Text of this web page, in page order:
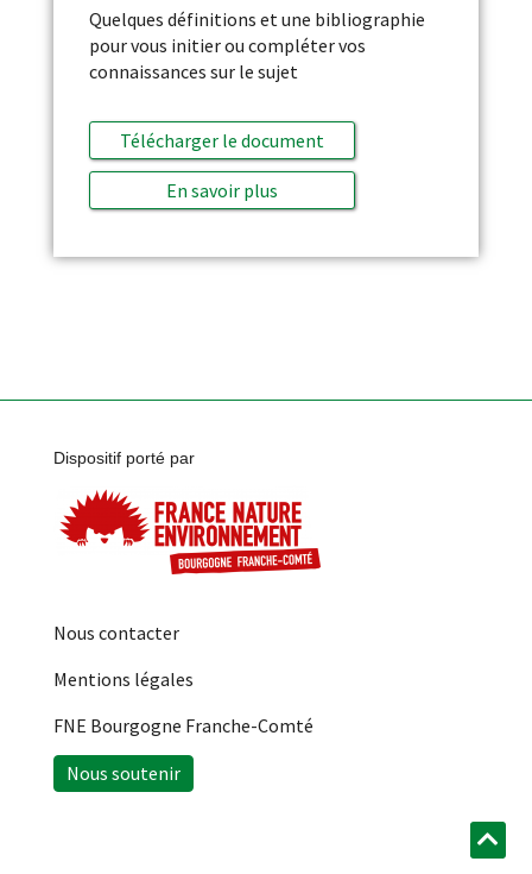
Quelques définitions et une bibliographie
pour vous initier ou compléter vos
connaissances sur le sujet
Télécharger le document
En savoir plus
Dispositif porté par
Nous contacter
Mentions légales
FNE Bourgogne Franche-Comté
Nous soutenir